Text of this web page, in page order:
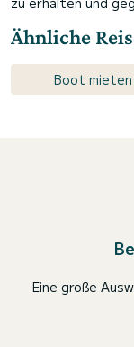
Ähnliche
Boot mieten
Eine große